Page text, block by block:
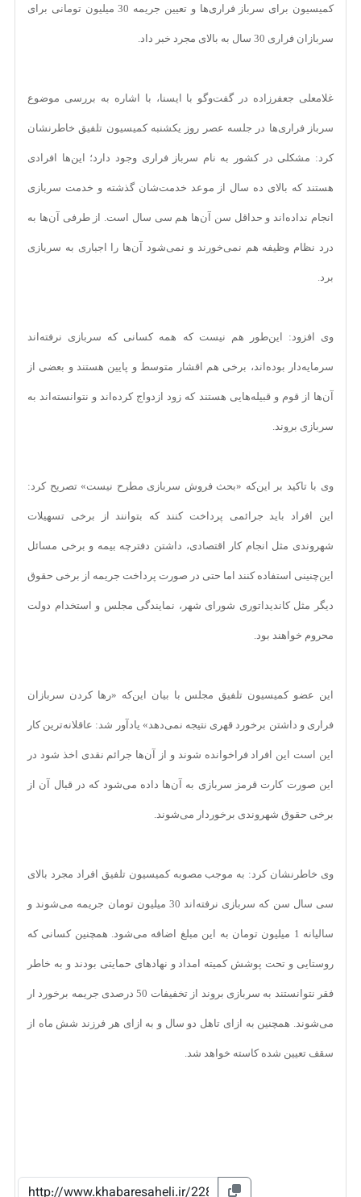
کمیسیون برای سرباز فراری‌ها و تعیین جریمه 30 میلیون تومانی برای
سربازان فراری 30 سال به بالای مجرد خبر داد.
غلامعلی جعفرزاده در گفت‌و‌گو با ایسنا، با اشاره به بررسی موضوع
سرباز فراری‌ها در جلسه عصر روز یکشنبه کمیسیون تلفیق خاطرنشان
کرد: مشکلی در کشور به نام سرباز فراری وجود دارد؛ این‌ها افرادی
هستند که بالای ده سال از موعد خدمت‌شان گذشته و خدمت سربازی
انجام نداده‌اند و حداقل سن آن‌ها هم سی سال است. از طرفی آن‌ها به
درد نظام وظیفه هم نمی‌خورند و نمی‌شود آن‌ها را اجباری به سربازی
برد.
وی افزود: این‌طور هم نیست که همه کسانی که سربازی نرفته‌اند
سرمایه‌دار بوده‌اند، برخی هم اقشار متوسط و پایین هستند و بعضی از
آن‌ها از قوم و قبیله‌هایی هستند که زود ازدواج کرده‌اند و نتوانسته‌اند به
سربازی بروند.
وی با تاکید بر این‌که «بحث فروش سربازی مطرح نیست» تصریح کرد:
این افراد باید جرائمی پرداخت کنند که بتوانند از برخی تسهیلات
شهروندی مثل انجام کار اقتصادی، داشتن دفترچه بیمه و برخی مسائل
این‌چنینی استفاده کنند اما حتی در صورت پرداخت جریمه از برخی حقوق
دیگر مثل کاندیداتوری شورای شهر، نمایندگی مجلس و استخدام دولت
محروم خواهند بود.
این عضو کمیسیون تلفیق مجلس با بیان این‌که «رها کردن سربازان
فراری و داشتن برخورد قهری نتیجه نمی‌دهد» یادآور شد: عاقلانه‌ترین کار
این است این افراد فراخوانده شوند و از آن‌ها جرائم نقدی اخذ شود در
این صورت کارت قرمز سربازی به آن‌ها داده می‌شود که در قبال آن از
برخی حقوق شهروندی برخوردار می‌شوند.
وی خاطرنشان کرد: به موجب مصوبه کمیسیون تلفیق افراد مجرد بالای
سی سال سن که سربازی نرفته‌اند 30 میلیون تومان جریمه می‌شوند و
سالیانه 1 میلیون تومان به این مبلغ اضافه می‌شود. همچنین کسانی که
روستایی و تحت پوشش کمیته امداد و نهادهای حمایتی بودند و به خاطر
فقر نتوانستند به سربازی بروند از تخفیفات 50 درصدی جریمه برخورد ار
می‌شوند. همچنین به ازای تاهل دو سال و به ازای هر فرزند شش ماه از
سقف تعیین شده کاسته خواهد شد.